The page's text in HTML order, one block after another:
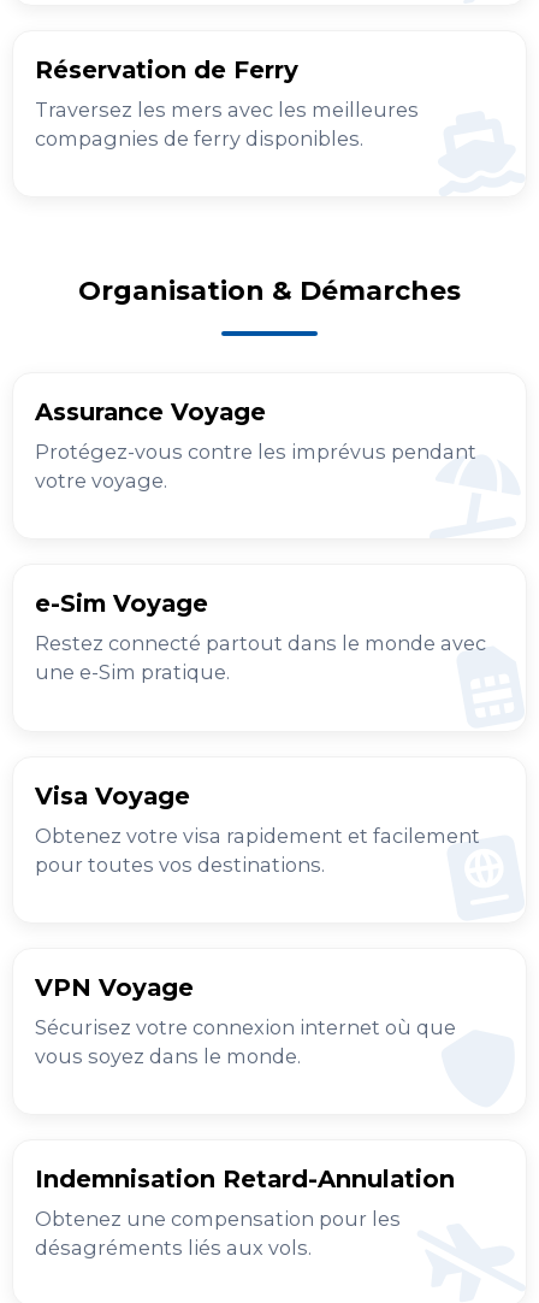
Réservation de Ferry
Traversez les mers avec les meilleures
compagnies de ferry disponibles.
Organisation & Démarches
Assurance Voyage
Protégez-vous contre les imprévus pendant
votre voyage.
e-Sim Voyage
Restez connecté partout dans le monde avec
une e-Sim pratique.
Visa Voyage
Obtenez votre visa rapidement et facilement
pour toutes vos destinations.
VPN Voyage
Sécurisez votre connexion internet où que
vous soyez dans le monde.
Indemnisation Retard-Annulation
Obtenez une compensation pour les
désagréments liés aux vols.